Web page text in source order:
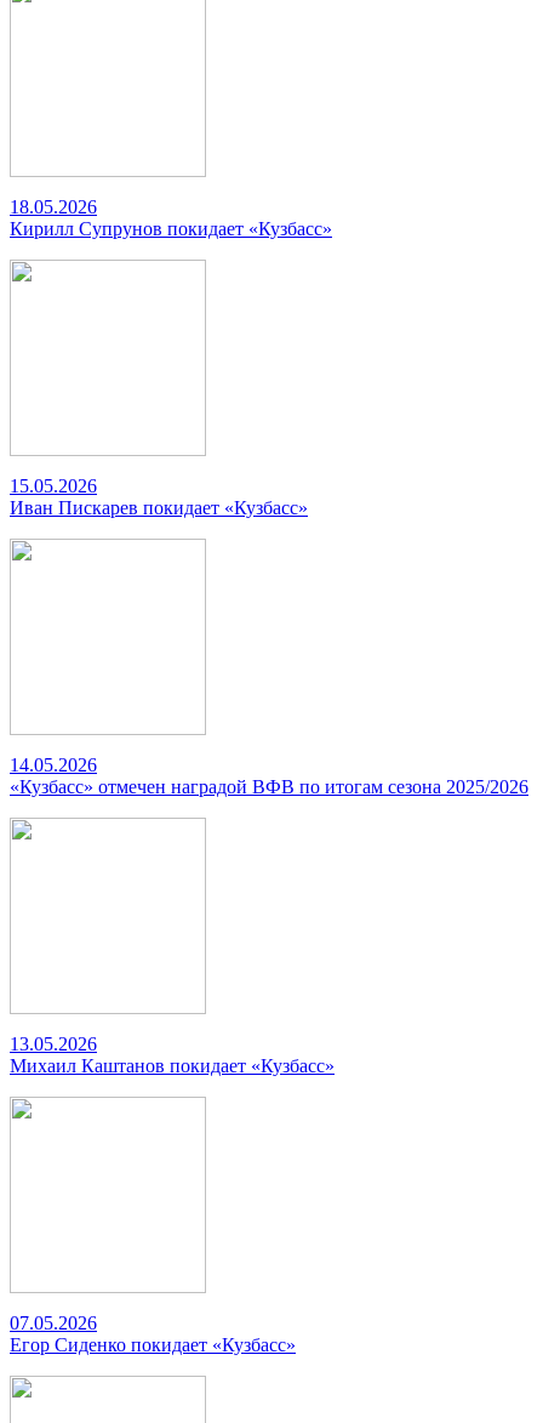
18.05.2026
Кирилл Супрунов покидает «Кузбасс»
15.05.2026
Иван Пискарев покидает «Кузбасс»
14.05.2026
«Кузбасс» отмечен наградой ВФВ по итогам сезона 2025/2026
13.05.2026
Михаил Каштанов покидает «Кузбасс»
07.05.2026
Егор Сиденко покидает «Кузбасс»